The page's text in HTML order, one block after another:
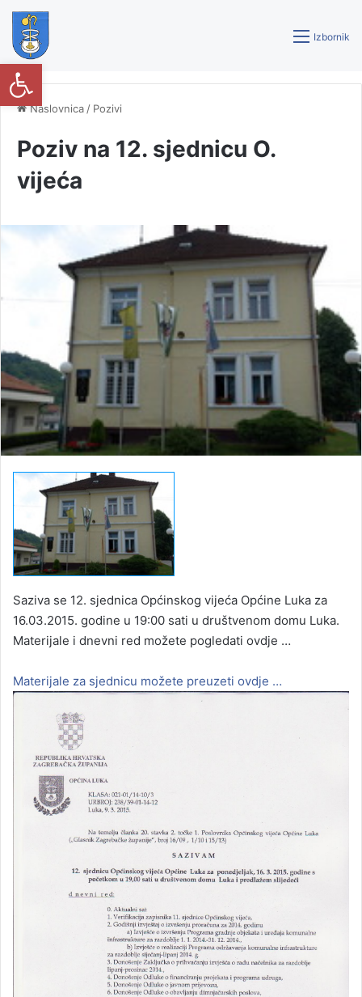
Izbornik
Naslovnica / Pozivi
Poziv na 12. sjednicu O.
vijeća
Saziva se 12. sjednica Općinskog vijeća Općine Luka za
16.03.2015. godine u 19:00 sati u društvenom domu Luka.
Materijale i dnevni red možete pogledati ovdje …
Materijale za sjednicu možete preuzeti ovdje …
Open toolbar